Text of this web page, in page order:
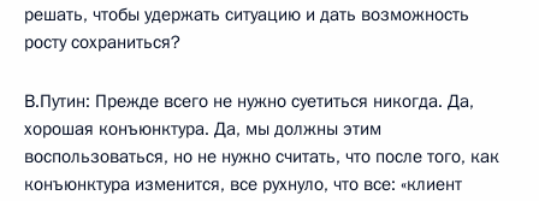
решать, чтобы удержать ситуацию и дать возможность
росту сохраниться?
В.Путин: Прежде всего не нужно суетиться никогда. Да,
хорошая конъюнктура. Да, мы должны этим
воспользоваться, но не нужно считать, что после того, как
конъюнктура изменится, все рухнуло, что все: «клиент